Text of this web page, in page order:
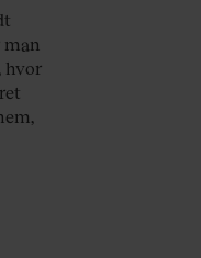
man
hvor